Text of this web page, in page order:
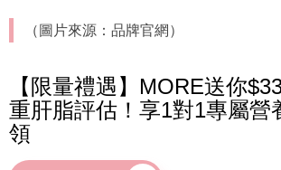
（圖片來源：品牌官網）
【限量禮遇】MORE送你
重肝脂評估！享1對1專屬營
領